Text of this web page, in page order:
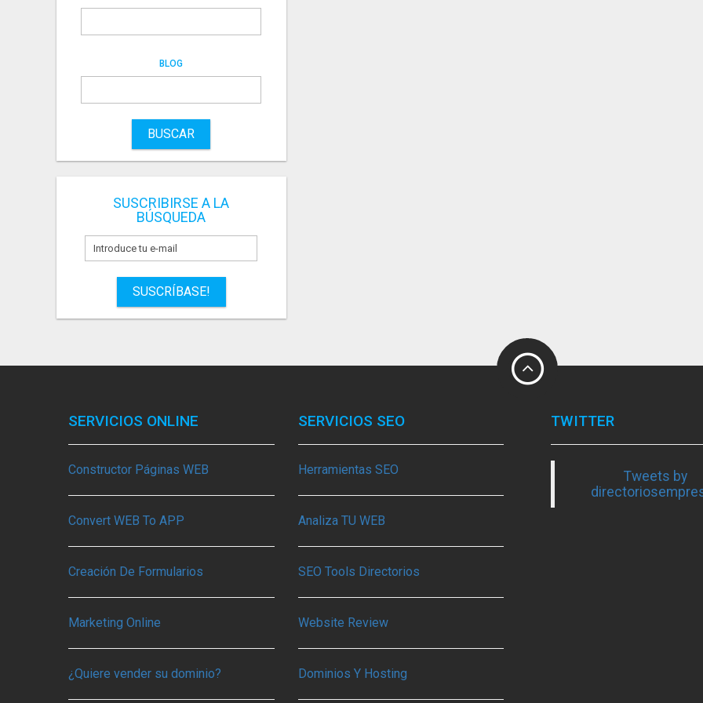
BLOG
BUSCAR
SUSCRIBIRSE A LA
BÚSQUEDA
SUSCRÍBASE!
SERVICIOS ONLINE
Constructor Páginas WEB
Convert WEB To APP
Creación De Formularios
Marketing Online
¿Quiere vender su dominio?
SERVICIOS SEO
Herramientas SEO
Analiza TU WEB
SEO Tools Directorios
Website Review
Dominios Y Hosting
TWITTER
Tweets by